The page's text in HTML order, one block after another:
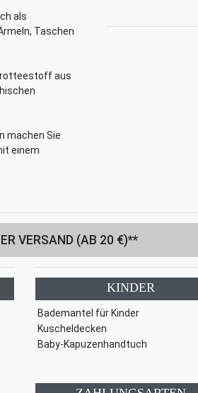
als
Taschen
aus
machen Sie
einem
VERSAND (AB 20 €)**
KINDER
Bademantel für Kinder
Kuscheldecken
Baby-Kapuzenhandtuch